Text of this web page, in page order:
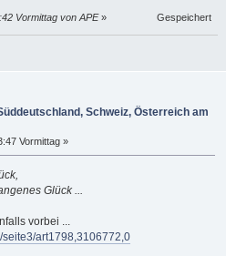
Vormittag von APE» Gespeichert
Schweiz, Österreich am
Vormittag »
Glück ...
vorbei ...
art1798,3106772,0